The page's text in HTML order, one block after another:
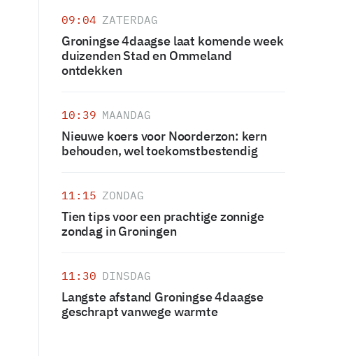
09:04 ZATERDAG
Groningse 4daagse laat komende week
duizenden Stad en Ommeland
ontdekken
10:39 MAANDAG
Nieuwe koers voor Noorderzon: kern
behouden, wel toekomstbestendig
11:15 ZONDAG
Tien tips voor een prachtige zonnige
zondag in Groningen
11:30 DINSDAG
Langste afstand Groningse 4daagse
geschrapt vanwege warmte